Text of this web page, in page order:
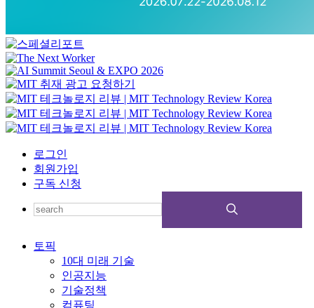
로그인
회원가입
구독 신청
토픽
10대 미래 기술
인공지능
기술정책
컴퓨팅